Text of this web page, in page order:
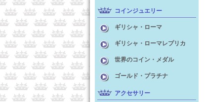
コインジュエリー
ギリシャ・ローマ
ギリシャ・ローマレプリカ
世界のコイン・メダル
ゴールド・プラチナ
アクセサリー